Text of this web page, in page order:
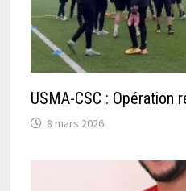
USMA-CSC : Opération
8 mars 2026